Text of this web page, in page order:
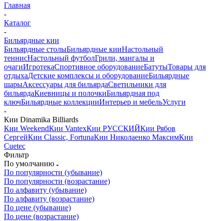
Главная
-
Каталог
-
Бильярдные кии
Бильярдные столыБильярдные кииНастольный
теннисНастольный футболГрили, мангалы и
очагиИгротекаСпортивное оборудованиеБатутыТовары для
отдыхаДетские комплексы и оборудованиеБильярдные
шарыАксессуары для бильярдаСветильники для
бильярдаКиевницы и полочкиБильярдная под
ключБильярдные коллекцииИнтерьер и мебельУслуги
-
Кии Dinamika Billiards
Кии WeekendКии VantexКии РУССКИЙКии Рябов
СергейКии Classic, FortunaКии Николаенко МаксимКии
Cuetec
Фильтр
По умолчанию
По популярности (убывание)
По популярности (возрастание)
По алфавиту (убывание)
По алфавиту (возрастание)
По цене (убывание)
По цене (возрастание)